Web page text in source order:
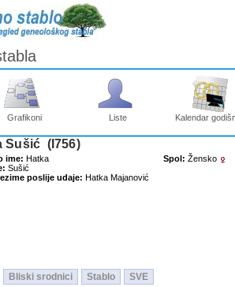
Grafikoni Liste Kalendar
Sušić ‎(I756)‎
ime: Hatka
Sušić
poslije udaje: Hatka Majanović
Spol: Žensko
Bliski srodnici Stablo SVE